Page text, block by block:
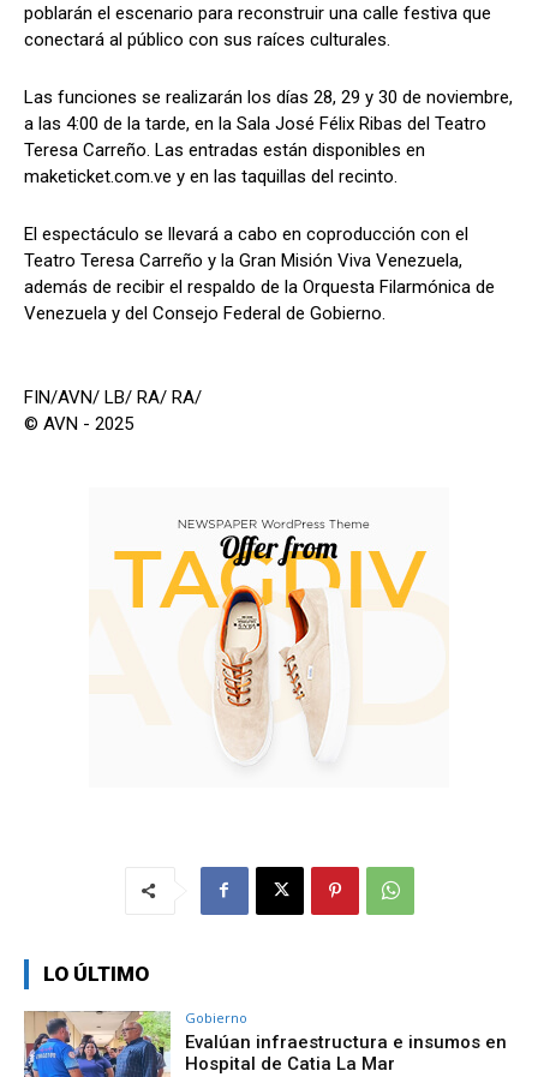
poblarán el escenario para reconstruir una calle festiva que
conectará al público con sus raíces culturales.
Las funciones se realizarán los días 28, 29 y 30 de noviembre,
a las 4:00 de la tarde, en la Sala José Félix Ribas del Teatro
Teresa Carreño. Las entradas están disponibles en
maketicket.com.ve y en las taquillas del recinto.
El espectáculo se llevará a cabo en coproducción con el
Teatro Teresa Carreño y la Gran Misión Viva Venezuela,
además de recibir el respaldo de la Orquesta Filarmónica de
Venezuela y del Consejo Federal de Gobierno.
FIN/AVN/ LB/ RA/ RA/
© AVN - 2025
LO ÚLTIMO
Gobierno
Evalúan infraestructura e insumos en
Hospital de Catia La Mar